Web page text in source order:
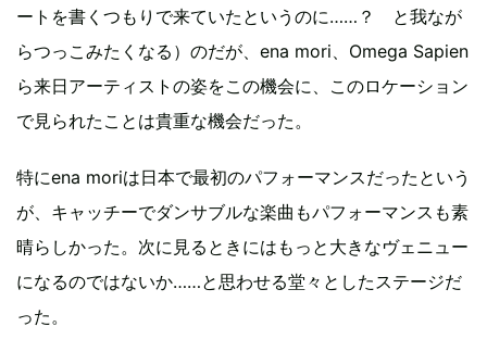
ートを書くつもりで来ていたというのに……？ と我なが
らつっこみたくなる）のだが、ena mori、Omega Sapien
ら来日アーティストの姿をこの機会に、このロケーション
で見られたことは貴重な機会だった。
特にena moriは日本で最初のパフォーマンスだったという
が、キャッチーでダンサブルな楽曲もパフォーマンスも素
晴らしかった。次に見るときにはもっと大きなヴェニュー
になるのではないか……と思わせる堂々としたステージだ
った。